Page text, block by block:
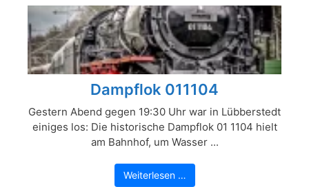
Dampflok 011104
Gestern Abend gegen 19:30 Uhr war in Lübberstedt
einiges los: Die historische Dampflok 01 1104 hielt
am Bahnhof, um Wasser ...
Weiterlesen …